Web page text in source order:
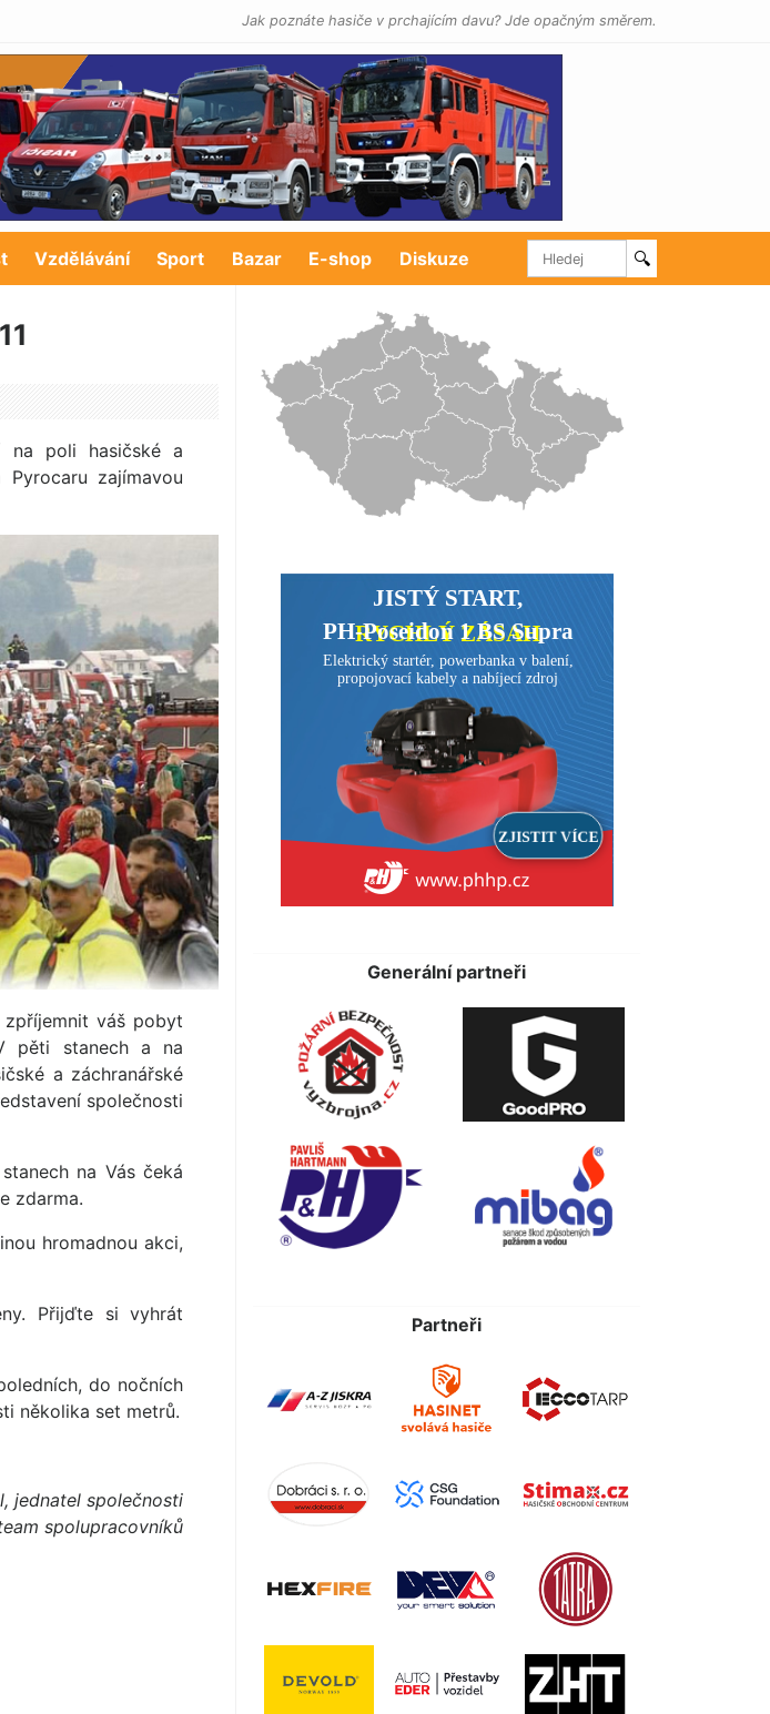
Jak poznáte hasiče v prchajícím davu? Jde opačným směrem.
Vzdělávání Sport Bazar E-shop Diskuze 🔍
na poli hasičské a
zajímavou
váš pobyt
pěti stanech a na
a záchranářské
společnosti
na Vás čeká
zdarma.
hromadnou akci,
Přijďte si vyhrát
do nočních
několika set metrů.
jednatel společnosti
spolupracovníků
Generální partneři
Partneři